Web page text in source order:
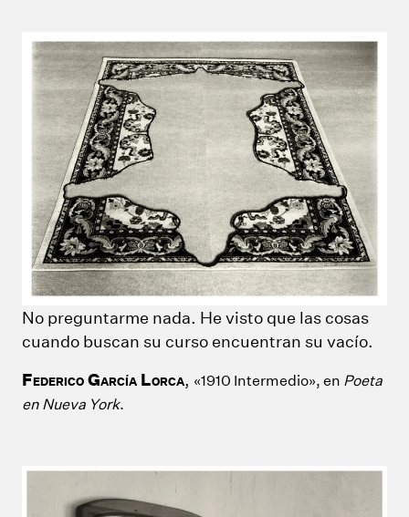
No preguntarme nada. He visto que las cosas
cuando buscan su curso encuentran su vacío.
FEDERICO GARCÍA LORCA, «1910 Intermedio», en Poeta
en Nueva York.